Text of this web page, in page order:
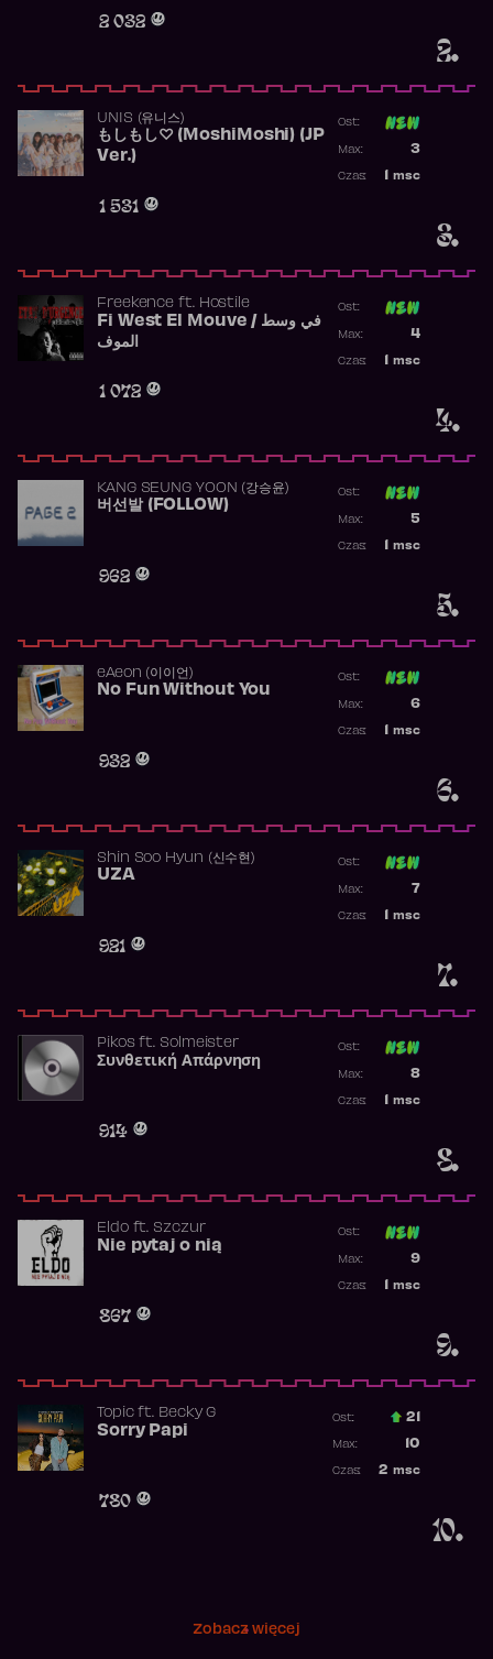
2.
2 032
3.
UNIS (유니스)
もしもし♡ (MoshiMoshi) (JP
Ver.)
1 531
Ost:
3
Max:
msc
Czas:
4.
Freekence ft. Hostile
Fi West El Mouve / في وسط
الموف
1 072
Ost:
4
Max:
msc
Czas:
5.
KANG SEUNG YOON (강승윤)
버선발 (FOLLOW)
962
Ost:
5
Max:
msc
Czas:
6.
​eAeon (이이언)
No Fun Without You
932
Ost:
6
Max:
msc
Czas:
7.
Shin Soo Hyun (신수현)
UZA
921
Ost:
7
Max:
msc
Czas:
8.
Pikosft. Solmeister
Συνθετική Απάρνηση
914
Ost:
8
Max:
msc
Czas:
9.
Eldoft. Szczur
Nie pytaj o nią
867
Ost:
9
Max:
msc
Czas:
10.
Topicft. Becky G
Sorry Papi
780
Ost.: 21
10
Max:
2 msc
Czas:
Zobacz więcej